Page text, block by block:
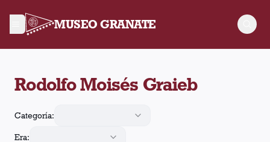
MUSEO GRANATE
Rodolfo Moisés Graieb
Categoría:
Era: